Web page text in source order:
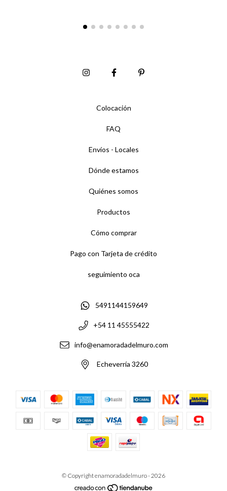
Colocación
FAQ
Envíos - Locales
Dónde estamos
Quiénes somos
Productos
Cómo comprar
Pago con Tarjeta de crédito
seguimiento oca
5491144159649
+54 11 45555422
info@enamoradadelmuro.com
Echeverría 3260
© Copyright enamoradadelmuro - 2026